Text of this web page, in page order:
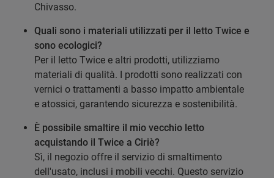
Chivasso.
Quali sono i materiali utilizzati per il letto Twice e
sono ecologici?
Per il letto Twice e altri prodotti, utilizziamo
materiali di qualità. I prodotti sono realizzati con
vernici o trattamenti a basso impatto ambientale
e atossici, garantendo sicurezza e sostenibilità.
È possibile smaltire il mio vecchio letto
acquistando il Twice a Ciriè?
Sì, il negozio offre il servizio di smaltimento
dell'usato, inclusi i mobili vecchi. Questo servizio